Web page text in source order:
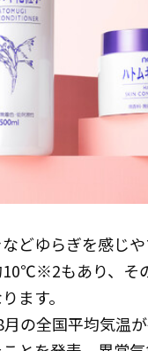
どゆらぎを感じや
もあり、そ
ます。
の全国平均気温